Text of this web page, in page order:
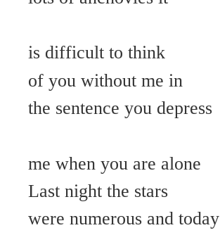
is difficult to think
of you without me in
the sentence you depress
me when you are alone
Last night the stars
were numerous and today